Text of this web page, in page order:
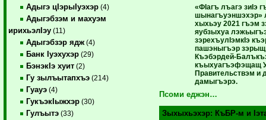
Адыгэ цIэрыIуэхэр (4)
Адыгэбзэм и махуэм
ирихьэлIэу (11)
Адыгэбзэр ядж (4)
Банк Iуэхухэр (29)
БэнэкIэ хуит (2)
Гу зылъытапхъэ (214)
Гуауэ (4)
ГукъэкIыжхэр (30)
Гулъытэ (33)
«ФIагъ лъагэ зиIэ
шынагъуэншэхэр»
хыхьэу 2021 гъэм
яубзыхуа
зэрехъулIэмкIэ
пашэныгъэр
Къэбэрдей-
къыхуагъэфэщащ
Правительствэм и
дамыгъэрэ.
Псоми еджэн…
Зыхыхьэхэр: КъБР-м и